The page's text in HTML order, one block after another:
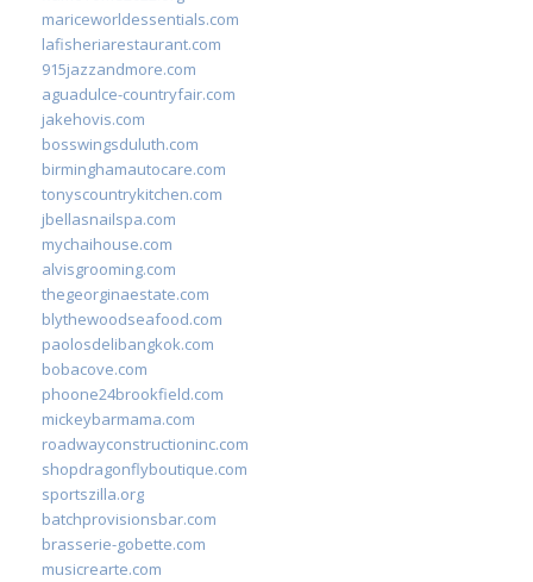
mariceworldessentials.com
lafisheriarestaurant.com
915jazzandmore.com
aguadulce-countryfair.com
jakehovis.com
bosswingsduluth.com
birminghamautocare.com
tonyscountrykitchen.com
jbellasnailspa.com
mychaihouse.com
alvisgrooming.com
thegeorginaestate.com
blythewoodseafood.com
paolosdelibangkok.com
bobacove.com
phoone24brookfield.com
mickeybarmama.com
roadwayconstructioninc.com
shopdragonflyboutique.com
sportszilla.org
batchprovisionsbar.com
brasserie-gobette.com
musicrearte.com